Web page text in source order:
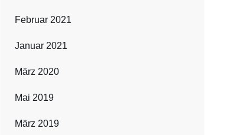
Februar 2021
Januar 2021
März 2020
Mai 2019
März 2019